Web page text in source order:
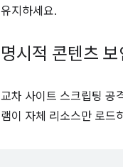
유지하세요.
명시적 콘텐츠
교차 사이트 스크립팅 공
램이 자체 리소스만 로드